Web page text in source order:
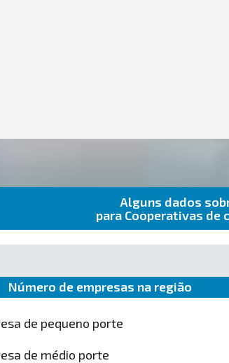
Alguns dados
para Cooperativas de
Número de empresas na região
de pequeno porte
de médio porte